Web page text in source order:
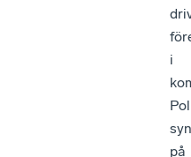
i
syn
på